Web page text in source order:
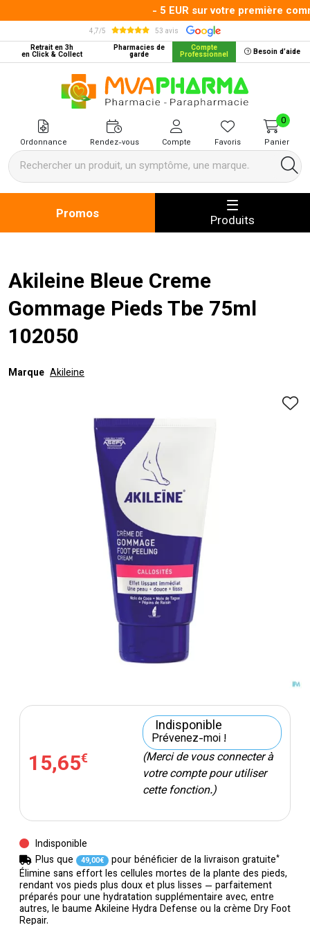
- 5 EUR sur votre première
4,7/5
53 avis
Retrait en 3h
en Click & Collect
Pharmacies de
garde
Compte
Professionnel Besoin d’aide
MVA Pharma Votre pharmacie
Ordonnance Rendez-vous Compte Favoris Panier
0
Promos Produits
Akileine Bleue Creme
Gommage Pieds Tbe 75ml
102050
Marque Akileine
Élimine sans effort les cellules mortes de la plante des pieds,
rendant vos pieds plus doux et plus lisses — parfaitement
préparés pour une hydratation supplémentaire avec, entre
autres, le baume Akileine Hydra Defense ou la crème Dry Foot
Repair.
15,65€
Indisponible
Prévenez-moi !
(Merci de vous connecter à
votre compte pour utiliser
cette fonction.)
Indisponible
Plus que
49,00€ pour bénéficier de la livraison gratuite*